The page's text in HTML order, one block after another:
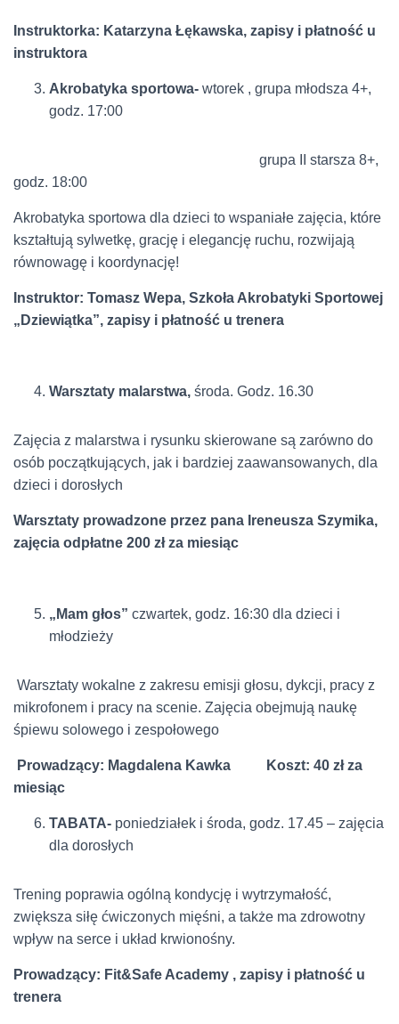
Instruktorka: Katarzyna Łękawska, zapisy i płatność u
instruktora
Akrobatyka sportowa- wtorek , grupa młodsza 4+,
godz. 17:00
grupa II starsza 8+,
godz. 18:00
Akrobatyka sportowa dla dzieci to wspaniałe zajęcia, które
kształtują sylwetkę, grację i elegancję ruchu, rozwijają
równowagę i koordynację!
Instruktor: Tomasz Wepa, Szkoła Akrobatyki Sportowej
„Dziewiątka”, zapisy i płatność u trenera
Warsztaty malarstwa, środa. Godz. 16.30
Zajęcia z malarstwa i rysunku skierowane są zarówno do
osób początkujących, jak i bardziej zaawansowanych, dla
dzieci i dorosłych
Warsztaty prowadzone przez pana Ireneusza Szymika,
zajęcia odpłatne 200 zł za miesiąc
„Mam głos” czwartek, godz. 16:30 dla dzieci i
młodzieży
Warsztaty wokalne z zakresu emisji głosu, dykcji, pracy z
mikrofonem i pracy na scenie. Zajęcia obejmują naukę
śpiewu solowego i zespołowego
Prowadzący: Magdalena Kawka Koszt: 40 zł za
miesiąc
TABATA- poniedziałek i środa, godz. 17.45 – zajęcia
dla dorosłych
Trening poprawia ogólną kondycję i wytrzymałość,
zwiększa siłę ćwiczonych mięśni, a także ma zdrowotny
wpływ na serce i układ krwionośny.
Prowadzący: Fit&Safe Academy , zapisy i płatność u
trenera